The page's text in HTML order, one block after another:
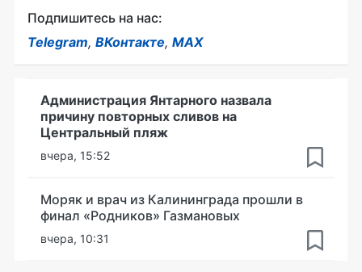
Подпишитесь на нас:
Telegram, ВКонтакте, MAX
Администрация Янтарного назвала
причину повторных сливов на
Центральный пляж
вчера, 15:52
Моряк и врач из Калининграда прошли в
финал «Родников» Газмановых
вчера, 10:31